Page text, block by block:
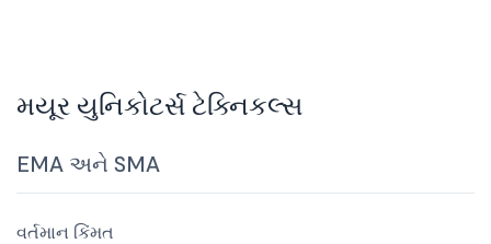
મયૂર યુનિકોટર્સ ટેક્નિકલ્સ
EMA અને SMA
વર્તમાન કિંમત